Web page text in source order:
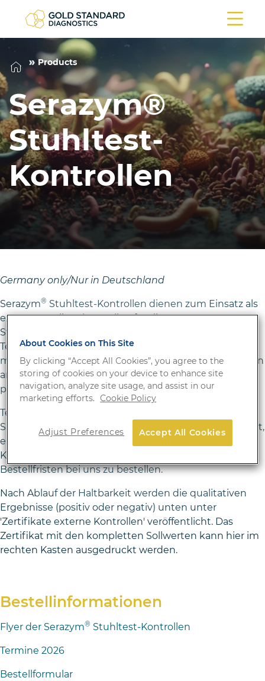
Products
Serazym®
Stuhltest-
Kontrollen
Germany only/Nur in Deutschland
Serazym® Stuhltest-Kontrollen dienen zum Einsatz als
externe Qualitätskontrollen für die ELISA
Stuhldiagnostik von Infektionserregern. Pro
Testparameter werden 2 Stuhltest-Kontrollen als Set
mit jeweils 400μl in einer stabilisierten Stuhlsuspension
angeboten. Die Versendung der Sets erfolgt zweimal
pro Jahr an vorgegebenen Terminen.
Termine, Anmeldefristen und Bestellformular finden
Sie hier in der rechten Leiste. Sie haben die Möglichkeit,
eine Dauerbestellung bei uns zu hinterlegen oder die
Kontrollen bis zu den jeweils angegebenen
Bestellfristen bei uns zu bestellen.
Nach Ablauf der Haltbarkeit werden die qualitativen
Ergebnisse (positiv oder negativ) unten unter
'Zertifikate externe Kontrollen' veröffentlicht. Das
Zertifikat mit den kompletten Sollwerten kann hier im
rechten Kasten ausgedruckt werden.
Bestellinformationen
Flyer der Serazym® Stuhltest-Kontrollen
Termine 2026
Bestellformular
About Cookies on This Site
By clicking “Accept All Cookies”, you agree to the
storing of cookies on your device to enhance site
navigation, analyze site usage, and assist in our
marketing efforts. Cookie Policy
Accept All Cookies
Adjust Preferences